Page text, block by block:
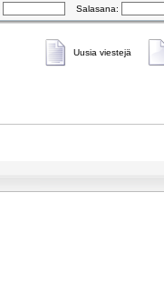
Salasana:
Uusia viestejä